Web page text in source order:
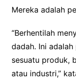
Mereka adalah
“Berhentilah
dadah. Ini
sesuatu produk,
atau industri,”